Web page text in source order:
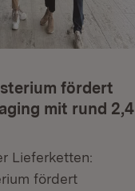
fördert
mit rund 2,4
Lieferketten:
fördert